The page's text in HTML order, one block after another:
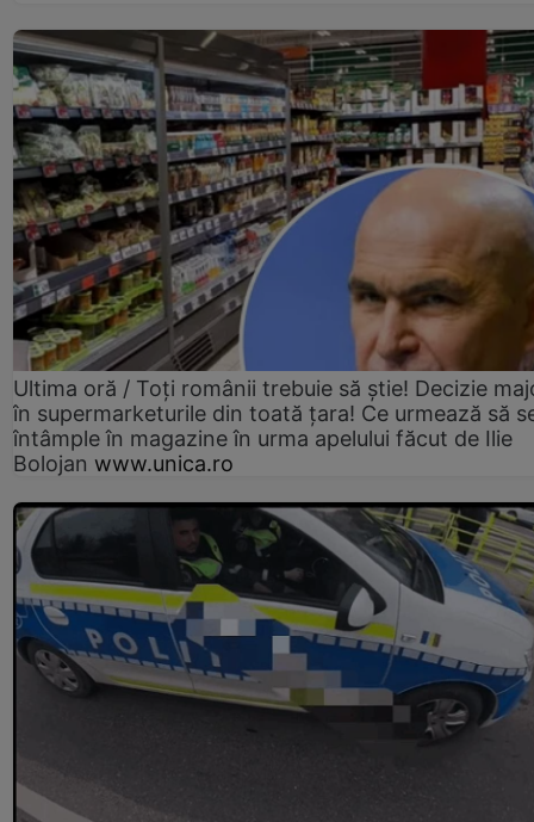
Ultima oră / Toți românii trebuie să știe! Decizie
în supermarketurile din toată țara! Ce urmează să
întâmple în magazine în urma apelului făcut de Ilie
Bolojan www.unica.ro